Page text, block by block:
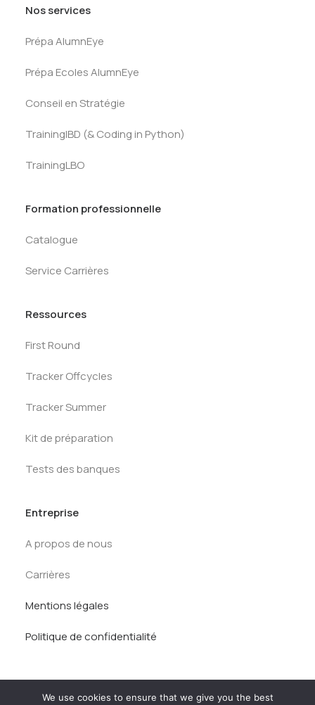
Nos services
Prépa AlumnEye
Prépa Ecoles AlumnEye
Conseil en Stratégie
TrainingIBD (& Coding in Python)
TrainingLBO
Formation professionnelle
Catalogue
Service Carrières
Ressources
First Round
Tracker Offcycles
Tracker Summer
Kit de préparation
Tests des banques
Entreprise
A propos de nous
Carrières
Mentions légales
Politique de confidentialité
We use cookies to ensure that we give you the best